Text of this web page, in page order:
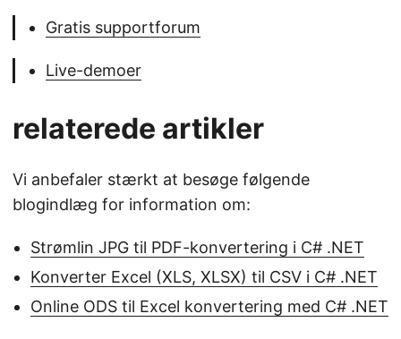
Gratis supportforum
Live-demoer
relaterede artikler
Vi anbefaler stærkt at besøge følgende
blogindlæg for information om:
Strømlin JPG til PDF-konvertering i C# .NET
Konverter Excel (XLS, XLSX) til CSV i C# .NET
Online ODS til Excel konvertering med C# .NET